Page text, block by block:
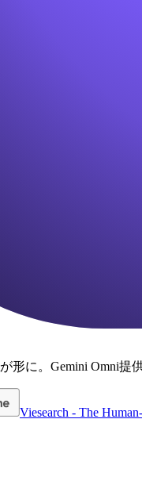
形に。Gemini Omni提供
Viesearch - The